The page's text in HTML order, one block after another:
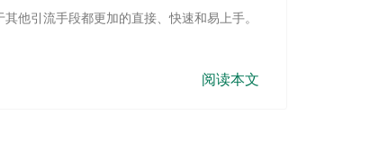
他引流手段都更加的直接、快速和易上手。
阅读本文